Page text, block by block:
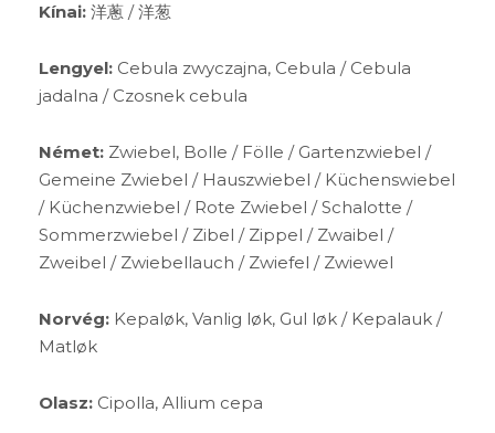
Kínai: 洋蔥 / 洋葱
Lengyel: Cebula zwyczajna, Cebula / Cebula
jadalna / Czosnek cebula
Német: Zwiebel, Bolle / Fölle / Gartenzwiebel /
Gemeine Zwiebel / Hauszwiebel / Küchenswiebel
/ Küchenzwiebel / Rote Zwiebel / Schalotte /
Sommerzwiebel / Zibel / Zippel / Zwaibel /
Zweibel / Zwiebellauch / Zwiefel / Zwiewel
Norvég: Kepaløk, Vanlig løk, Gul løk / Kepalauk /
Matløk
Olasz: Cipolla, Allium cepa